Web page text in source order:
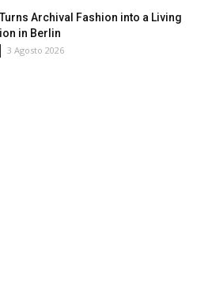
Archival Fashion into a Living
in Berlin
3 Agosto 2026